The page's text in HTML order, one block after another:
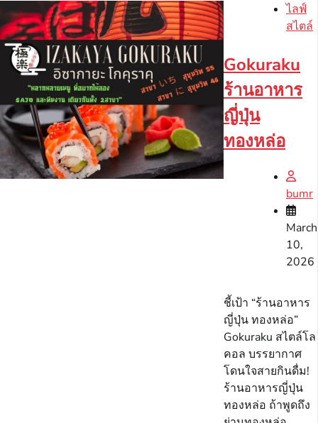
ไลฟ์
สไตล์
Gokuraku
ร้านอาหาร
ญี่ปุ่น
ทองหล่อ
bumr
March
10,
2026
ชี้เป้า “ร้านอาหาร
ญี่ปุ่น ทองหล่อ”
Gokuraku สไตล์โล
คอล บรรยากาศ
โดนใจสายกินดื่ม!
ร้านอาหารญี่ปุ่น
ทองหล่อ ถ้าพูดถึง